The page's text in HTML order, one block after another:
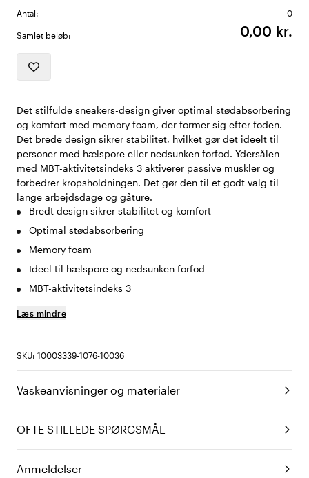
Antal: 0
Samlet beløb: 0,00 kr.
Det stilfulde sneakers-design giver optimal stødabsorbering
og komfort med memory foam, der former sig efter foden.
Det brede design sikrer stabilitet, hvilket gør det ideelt til
personer med hælspore eller nedsunken forfod. Ydersålen
med MBT-aktivitetsindeks 3 aktiverer passive muskler og
forbedrer kropsholdningen. Det gør den til et godt valg til
lange arbejdsdage og gåture.
Bredt design sikrer stabilitet og komfort
Optimal stødabsorbering
Memory foam
Ideel til hælspore og nedsunken forfod
MBT-aktivitetsindeks 3
Læs mindre
SKU: 10003339-1076-10036
Vaskeanvisninger og materialer
OFTE STILLEDE SPØRGSMÅL
Anmeldelser